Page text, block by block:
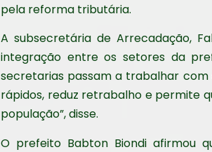
pela reforma tributária.
A subsecretária de Arrecadação,
integração entre os setores da
secretarias passam a trabalhar com
rápidos, reduz retrabalho e permite
população”, disse.
O prefeito Babton Biondi afirmou